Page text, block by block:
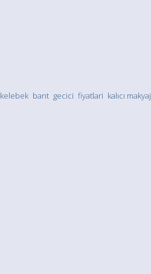
kelebek bant gecici fiyatlari kalıcı makyaj